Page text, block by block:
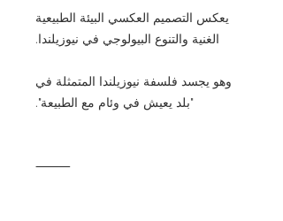
يعكس التصميم العكسي البيئة الطبيعية
الغنية والتنوع البيولوجي في نيوزيلندا.
وهو يجسد فلسفة نيوزيلندا المتمثلة في
"بلد يعيش في وئام مع الطبيعة".
⸻